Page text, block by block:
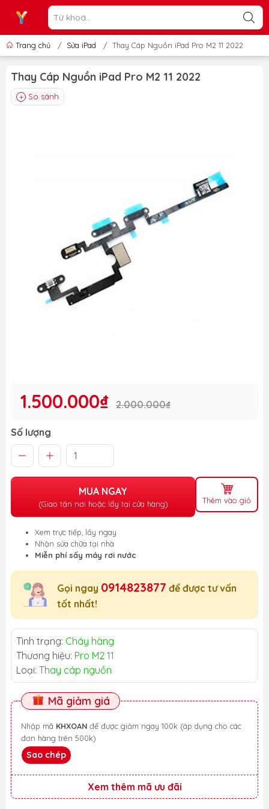
Trang chủ / Sửa iPad / Thay Cáp Nguồn iPad Pro M2 11 2022
Thay Cáp Nguồn iPad Pro M2 11 2022
So sánh
1.500.000₫ 2.000.000₫
Số lượng
MUA NGAY
(Giao tận nơi hoặc lấy tại cửa hàng) Thêm vào giỏ
Xem trực tiếp, lấy ngay
Nhận sửa chữa tại nhà
Miễn phí sấy máy rơi nước
Gọi ngay 0914823877 để được tư vấn
tốt nhất!
Tình trạng: Cháy hàng
Thương hiệu: Pro M2 11
Loại: Thay cáp nguồn
Mã giảm giá
Nhập mã KHXOAN
đơn hàng trên 500k)
Sao chép
Xem thêm mã ưu đãi